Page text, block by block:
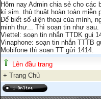
Hôm nay Admin chia sẻ cho các
kí sim. thủ thuật hoàn toàn miễn
Để biết số điện thoại của mình,
minh thư... Thì soạn tin như sau.
Viettel: soạn tin nhắn TTDK gui
Vinaphone: soạn tin nhắn TTTB
Mobifone thì soạn TT gửi 1414.
Lên đầu trang
+ Trang Chủ